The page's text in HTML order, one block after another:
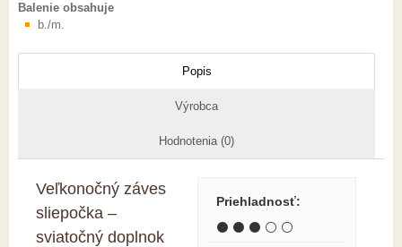
Balenie obsahuje
b./m.
Popis
Výrobca
Hodnotenia (0)
Veľkonočný záves
sliepočka –
sviatočný doplnok
Priehladnosť:
⚫ ⚫ ⚫ ⚪ ⚪